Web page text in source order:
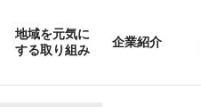
地域を元気に
する取り組み
企業紹介